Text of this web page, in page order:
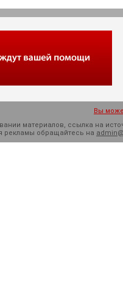
Вы
материалов, ссылка на
рекламы обращайтесь на